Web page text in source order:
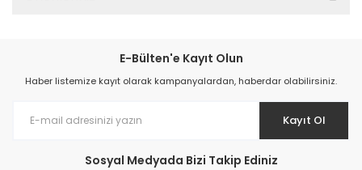
E-Bülten'e Kayıt Olun
Haber listemize kayıt olarak kampanyalardan, haberdar olabilirsiniz.
Kayıt Ol
Sosyal Medyada Bizi Takip Ediniz